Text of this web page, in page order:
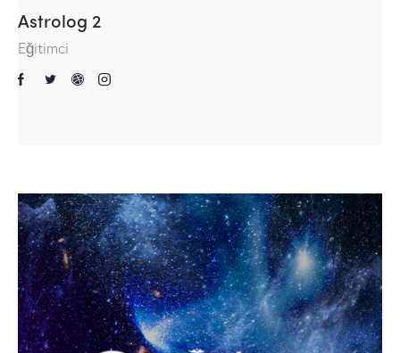
Astrolog 2
Eğitimci